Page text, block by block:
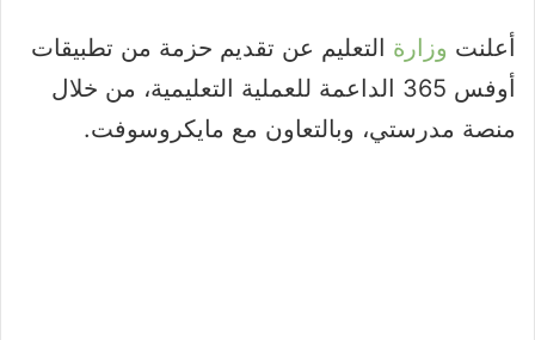
أعلنت وزارة التعليم عن تقديم حزمة من تطبيقات
أوفس 365 الداعمة للعملية التعليمية، من خلال
منصة مدرستي، وبالتعاون مع مايكروسوفت.